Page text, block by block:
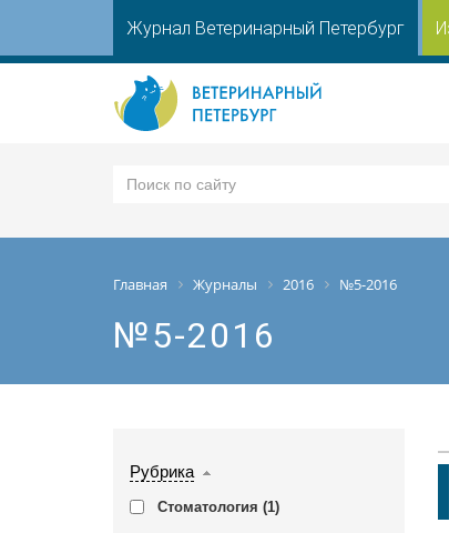
Журнал Ветеринарный Петербург
Главная Журналы 2016 №5-2016
№5-2016
Рубрика
Стоматология (1)